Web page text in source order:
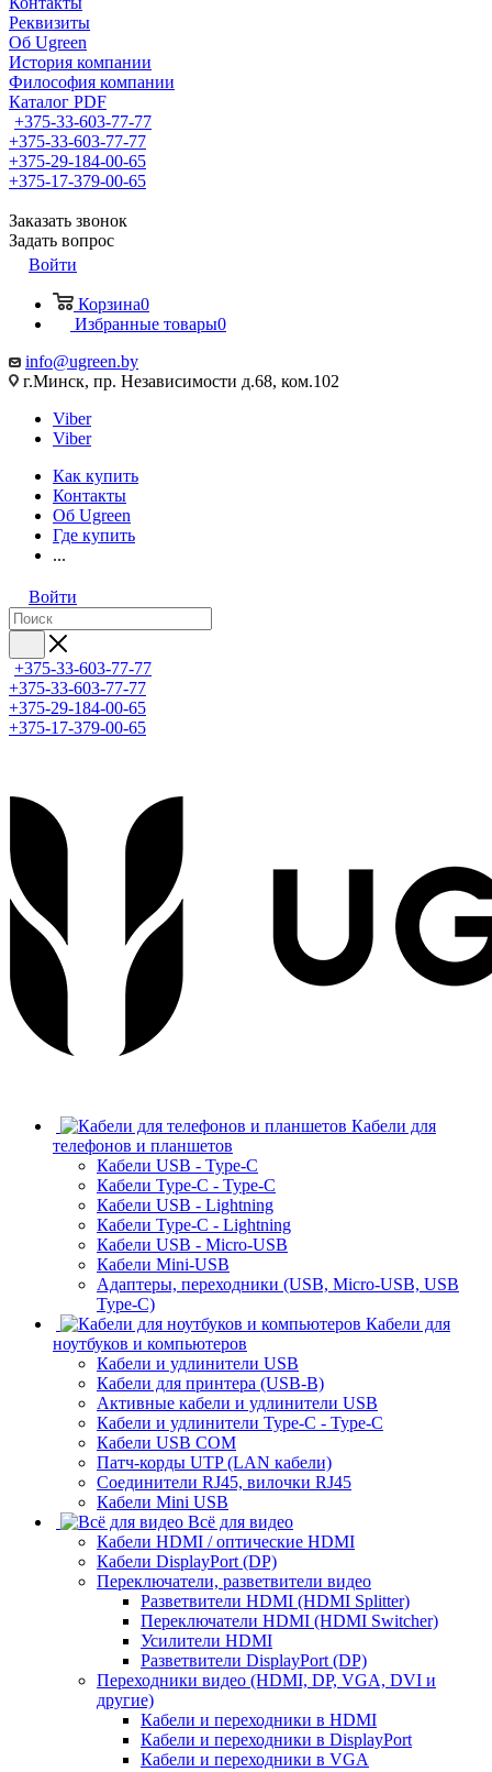
Реквизиты
Об Ugreen
История компании
Философия компании
Каталог PDF
+375-33-603-77-77
+375-33-603-77-77
+375-29-184-00-65
+375-17-379-00-65
Заказать звонок
Задать вопрос
Войти
Корзина0
Избранные товары0
info@ugreen.by
г.Минск, пр. Независимости д.68, ком.102
Viber
Viber
Как купить
Контакты
Об Ugreen
Где купить
...
Войти
+375-33-603-77-77
+375-33-603-77-77
+375-29-184-00-65
+375-17-379-00-65
Кабели для
телефонов и планшетов
Кабели USB - Type-C
Кабели Type-C - Type-C
Кабели USB - Lightning
Кабели Type-C - Lightning
Кабели USB - Micro-USB
Кабели Mini-USB
Адаптеры, переходники (USB, Micro-USB, USB
Type-C)
Кабели для
ноутбуков и компьютеров
Кабели и удлинители USB
Кабели для принтера (USB-B)
Активные кабели и удлинители USB
Кабели и удлинители Type-C - Type-C
Кабели USB COM
Патч-корды UTP (LAN кабели)
Соединители RJ45, вилочки RJ45
Кабели Mini USB
Всё для видео
Кабели HDMI / оптические HDMI
Кабели DisplayPort (DP)
Переключатели, разветвители видео
Разветвители HDMI (HDMI Splitter)
Переключатели HDMI (HDMI Switcher)
Усилители HDMI
Разветвители DisplayPort (DP)
Переходники видео (HDMI, DP, VGA, DVI и
другие)
Кабели и переходники в HDMI
Кабели и переходники в DisplayPort
Кабели и переходники в VGA